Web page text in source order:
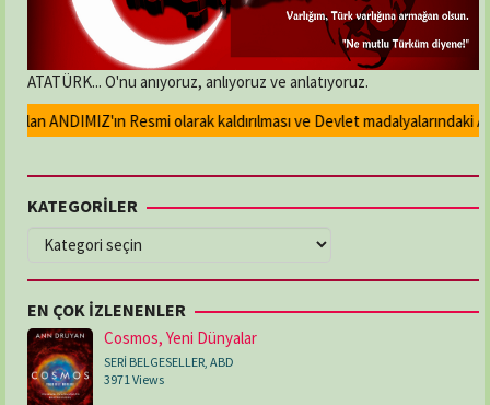
ATATÜRK... O'nu anıyoruz, anlıyoruz ve anlatıyoruz.
ANDIMIZ'ın Resmi olarak kaldırılması ve Devlet madalyalarındaki
KATEGORİLER
KATEGORİLER
EN ÇOK İZLENENLER
Cosmos, Yeni Dünyalar
SERİ BELGESELLER, ABD
3971 Views